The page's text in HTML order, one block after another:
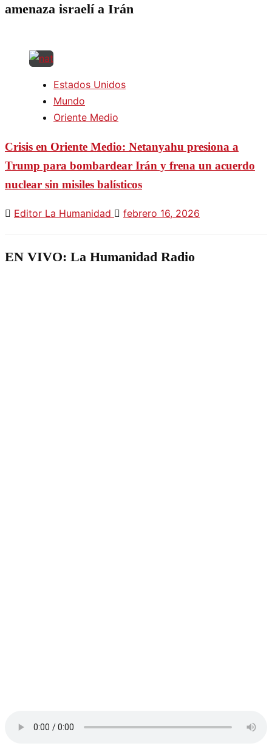
amenaza israelí a Irán
Estados Unidos
Mundo
Oriente Medio
Crisis en Oriente Medio: Netanyahu presiona a
Trump para bombardear Irán y frena un acuerdo
nuclear sin misiles balísticos
Editor La Humanidad febrero 16, 2026
EN VIVO: La Humanidad Radio